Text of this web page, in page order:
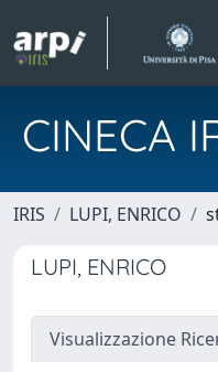
CINECA
IRIS LUPI, ENRICO
LUPI, ENRICO
Visualizzazione